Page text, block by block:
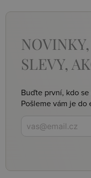
NOVINKY,
SLEVY,
Buďte první, kdo
Pošleme vám je do